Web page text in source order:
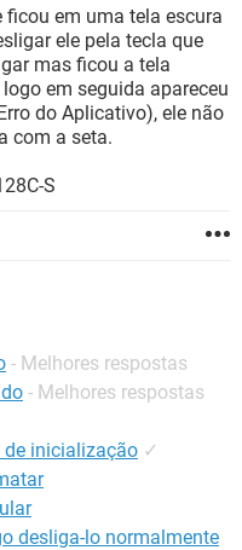
em uma tela escura
ele pela tecla que
mas ficou a tela
em seguida apareceu
do Aplicativo), ele não
com a seta.
S
- Melhores respostas
- Melhores respostas
inicialização ✓
desliga-lo normalmente